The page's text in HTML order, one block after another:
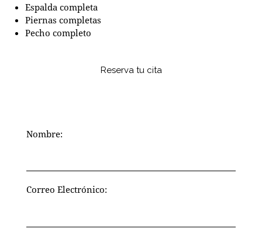
Espalda completa
Piernas completas
Pecho completo
Reserva tu cita
Nombre:
Correo Electrónico: